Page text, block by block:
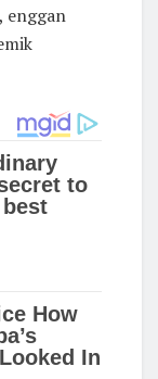
enggan